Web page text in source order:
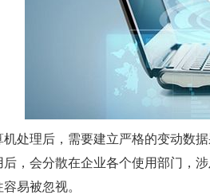
机处理后，需要建立严格的变动数
后，会分散在企业各个使用部门，
易被忽视。